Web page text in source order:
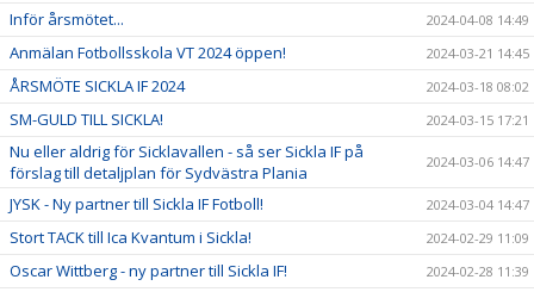
Inför årsmötet... 2024-04-08 14:49
Anmälan Fotbollsskola VT 2024 öppen! 2024-03-21 14:45
ÅRSMÖTE SICKLA IF 2024 2024-03-18 08:02
SM-GULD TILL SICKLA! 2024-03-15 17:21
Nu eller aldrig för Sicklavallen - så ser Sickla IF på
förslag till detaljplan för Sydvästra Plania
2024-03-06 14:47
JYSK - Ny partner till Sickla IF Fotboll! 2024-03-04 14:47
Stort TACK till Ica Kvantum i Sickla! 2024-02-29 11:09
Oscar Wittberg - ny partner till Sickla IF! 2024-02-28 11:39